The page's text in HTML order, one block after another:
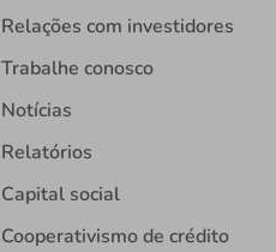
Relações com investidores
Trabalhe conosco
Notícias
Relatórios
Capital social
Cooperativismo de crédito